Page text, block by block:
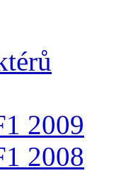
2009
2008